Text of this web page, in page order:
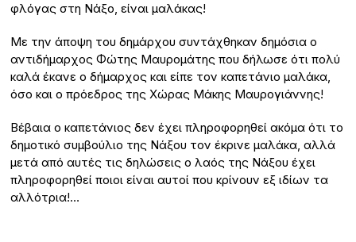
φλόγας στη Νάξο, είναι μαλάκας!
Με την άποψη του δημάρχου συντάχθηκαν δημόσια ο
αντιδήμαρχος Φώτης Μαυρομάτης που δήλωσε ότι πολύ
καλά έκανε ο δήμαρχος και είπε τον καπετάνιο μαλάκα,
όσο και ο πρόεδρος της Χώρας Μάκης Μαυρογιάννης!
Βέβαια ο καπετάνιος δεν έχει πληροφορηθεί ακόμα ότι το
δημοτικό συμβούλιο της Νάξου τον έκρινε μαλάκα, αλλά
μετά από αυτές τις δηλώσεις ο λαός της Νάξου έχει
πληροφορηθεί ποιοι είναι αυτοί που κρίνουν εξ ιδίων τα
αλλότρια!…